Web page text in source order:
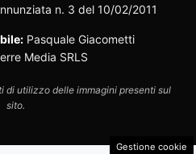
n. 3 del 10/02/2011
Pasquale Giacometti
Media SRLS
di utilizzo delle immagini presenti sul
sito.
Gestione cookie